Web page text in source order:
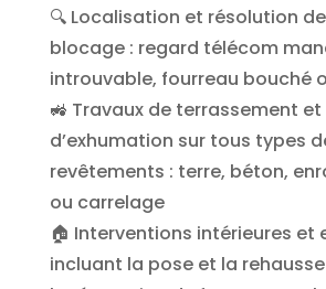
🔍 Localisation et résolution
blocage : regard télécom
introuvable, fourreau bouché
🚜 Travaux de terrassement et
d’exhumation sur tous types
revêtements : terre, béton,
ou carrelage
🏠 Interventions intérieures et
incluant la pose et la